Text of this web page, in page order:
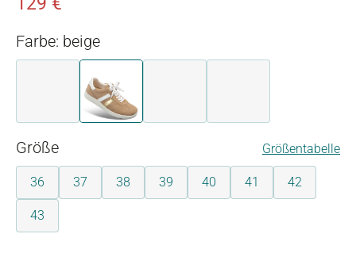
Farbe: beige
beige
Größeauswählen Größentabelle
36 37 38 39 40 41 42
43